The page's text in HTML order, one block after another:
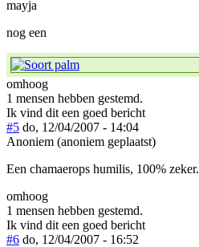
mayja
nog een
omhoog
1 mensen hebben gestemd.
Ik vind dit een goed bericht
#5 do, 12/04/2007 - 14:04
Anoniem (anoniem geplaatst)
Een chamaerops humilis, 100% zeker.
omhoog
1 mensen hebben gestemd.
Ik vind dit een goed bericht
#6 do, 12/04/2007 - 16:52